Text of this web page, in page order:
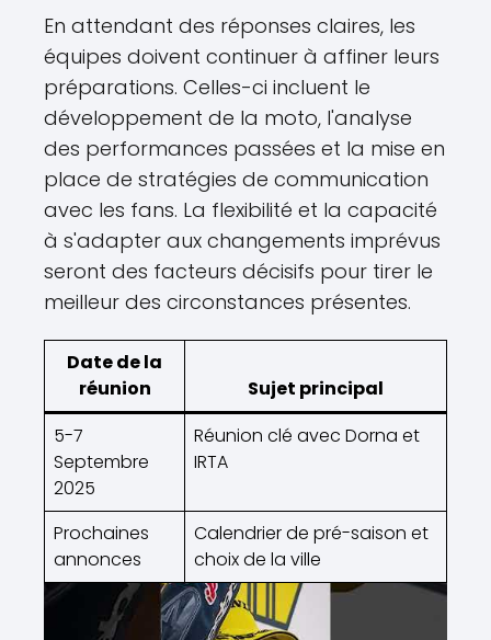
En attendant des réponses claires, les
équipes doivent continuer à affiner leurs
préparations. Celles-ci incluent le
développement de la moto, l'analyse
des performances passées et la mise en
place de stratégies de communication
avec les fans. La flexibilité et la capacité
à s'adapter aux changements imprévus
seront des facteurs décisifs pour tirer le
meilleur des circonstances présentes.
Date de la
réunion
Sujet principal
5-7
Septembre
2025
Réunion clé avec Dorna et
IRTA
Prochaines
annonces
Calendrier de pré-saison et
choix de la ville